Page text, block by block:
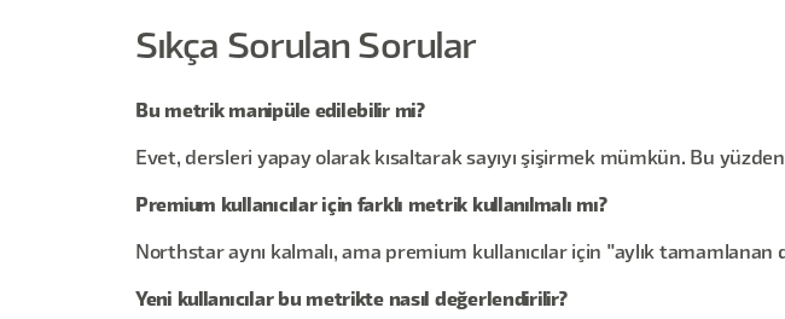
Sıkça Sorulan Sorular
Bu metrik manipüle edilebilir mi?
Evet, dersleri yapay olarak kısaltarak sayıyı şişirmek mümkün. Bu
Premium kullanıcılar için farklı metrik kullanılmalı mı?
Northstar aynı kalmalı, ama premium kullanıcılar için "aylık
Yeni kullanıcılar bu metrikte nasıl değerlendirilir?